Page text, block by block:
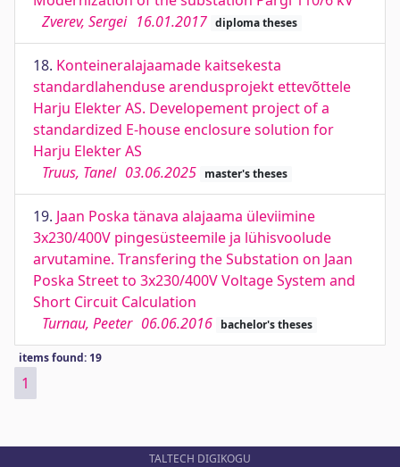
Zverev, Sergei 16.01.2017 diploma theses
18. Konteineralajaamade kaitsekesta
standardlahenduse arendusprojekt ettevõttele
Harju Elekter AS. Developement project of a
standardized E-house enclosure solution for
Harju Elekter AS
Truus, Tanel 03.06.2025 master's theses
19. Jaan Poska tänava alajaama üleviimine
3x230/400V pingesüsteemile ja lühisvoolude
arvutamine. Transfering the Substation on Jaan
Poska Street to 3x230/400V Voltage System and
Short Circuit Calculation
Turnau, Peeter 06.06.2016 bachelor's theses
items found: 19
1
TALTECH DIGIKOGU